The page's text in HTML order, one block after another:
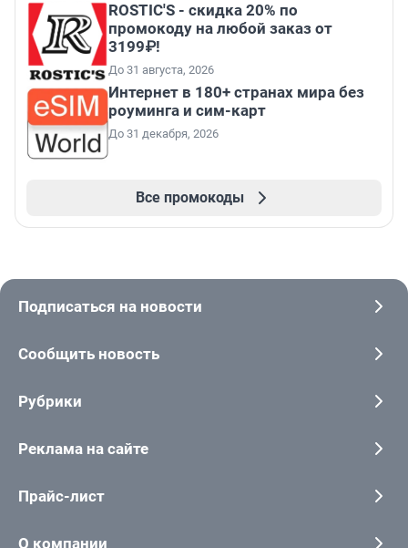
ROSTIC'S - скидка 20% по
промокоду на любой заказ от
3199₽!
До 31 августа, 2026
Интернет в 180+ странах мира без
роуминга и сим-карт
До 31 декабря, 2026
Все промокоды
Подписаться на новости
Сообщить новость
Рубрики
Реклама на сайте
Прайс-лист
О компании